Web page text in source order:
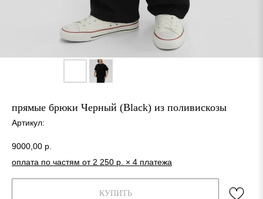
прямые брюки Черный (Black) из поливискозы
Артикул:
9000,00 р.
оплата по частям от 2 250 р. × 4 платежа
КУПИТЬ